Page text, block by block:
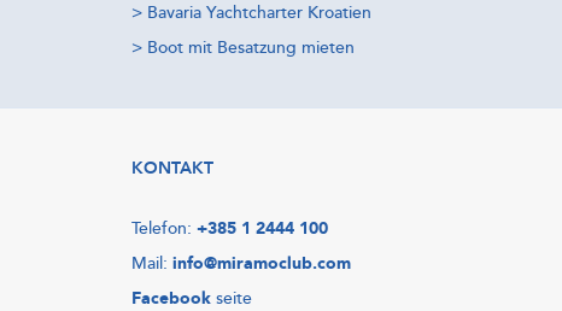
> Bavaria Yachtcharter Kroatien
> Boot mit Besatzung mieten
KONTAKT
Telefon: +385 1 2444 100
Mail: info@miramoclub.com
Facebook seite